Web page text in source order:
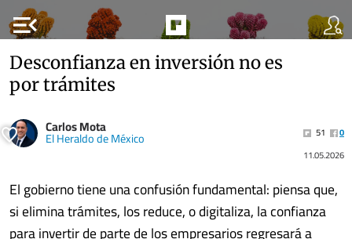
menu_open
Desconfianza en inversión no es
por trámites
Carlos Mota
El Heraldo de México 51
0
11.05.2026
El gobierno tiene una confusión fundamental: piensa que,
si elimina trámites, los reduce, o digitaliza, la confianza
para invertir de parte de los empresarios regresará a